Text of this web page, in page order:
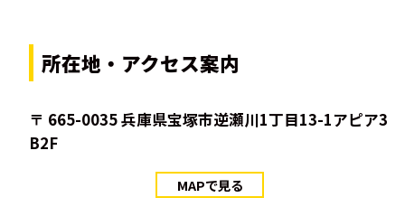
所在地・アクセス案内
〒 665-0035 兵庫県宝塚市逆瀬川1丁目13-1アピア3
B2F
MAPで見る